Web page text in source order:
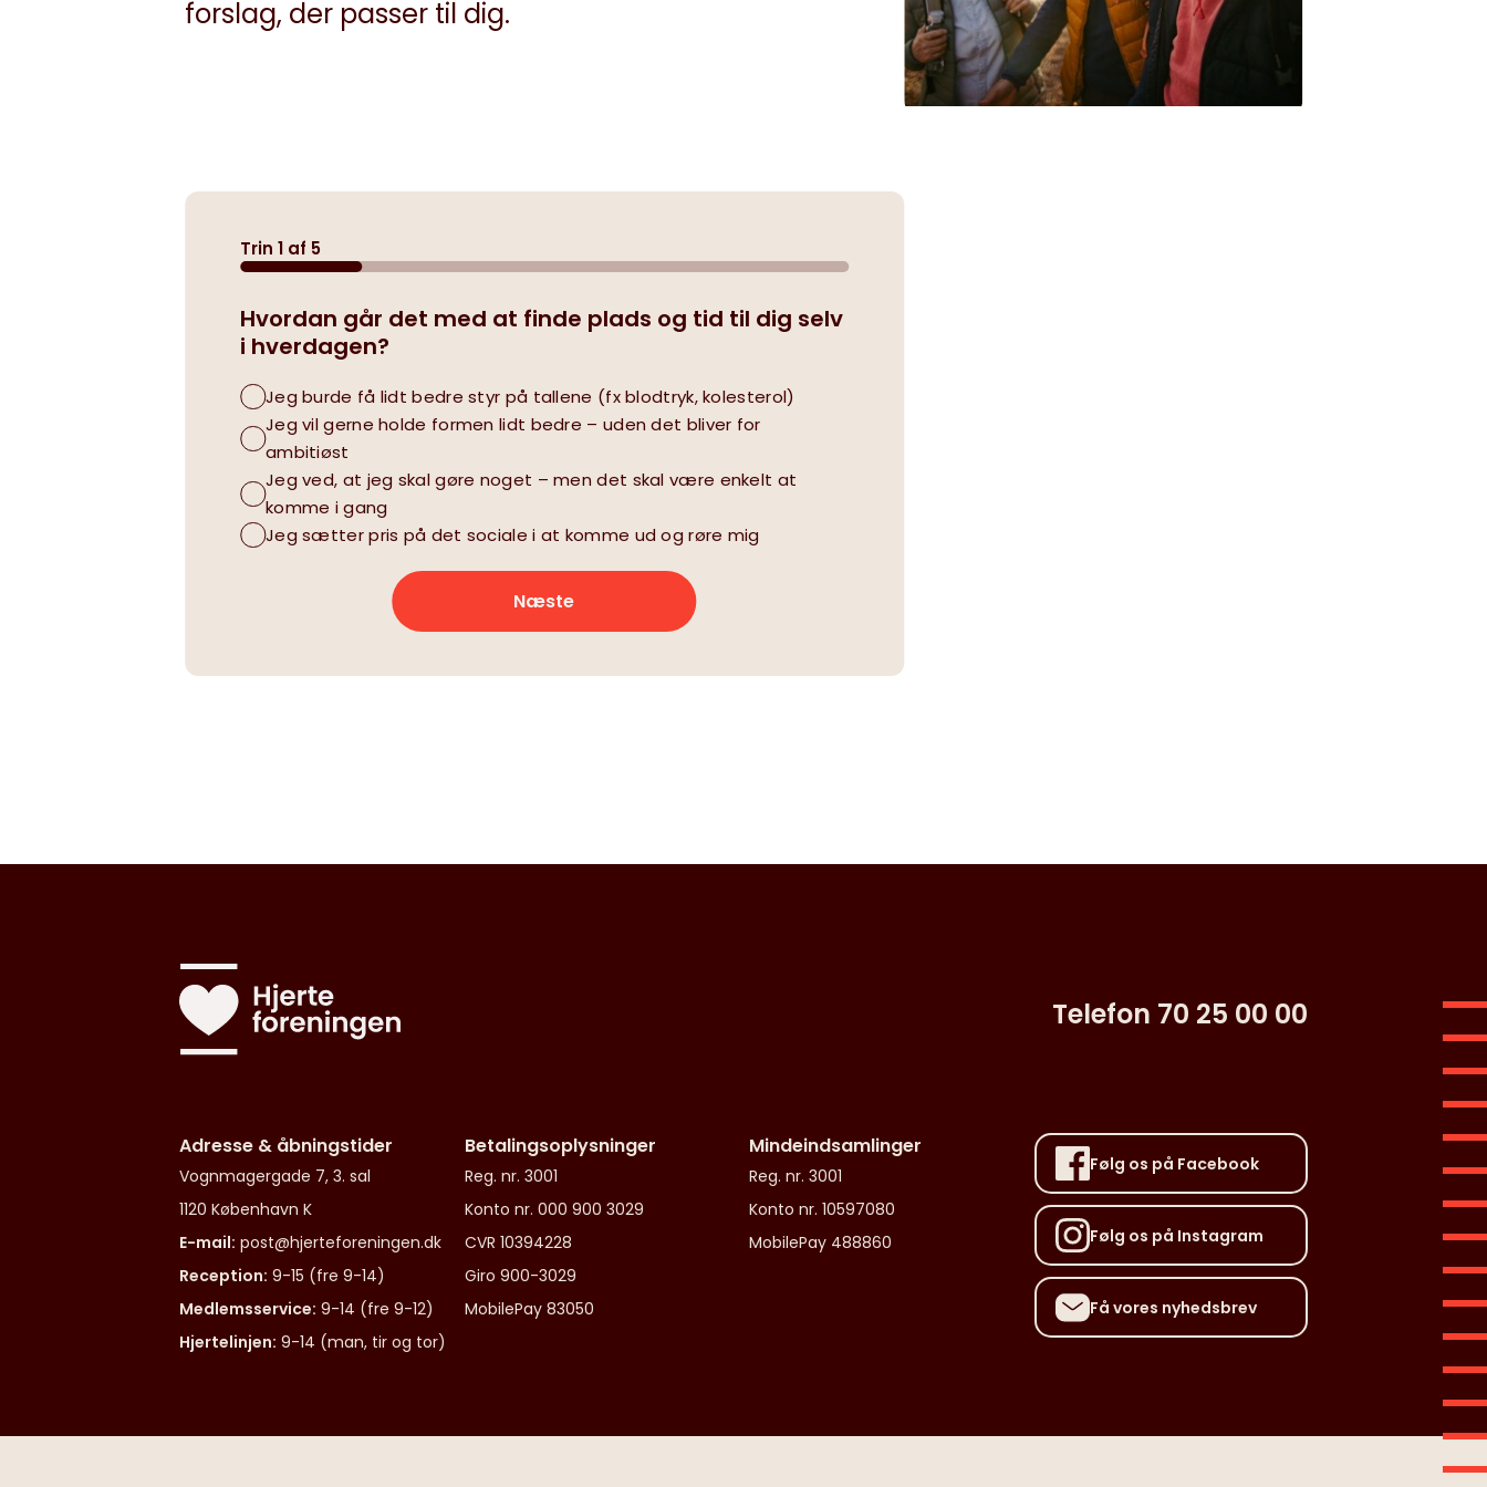
forslag, der passer til dig.
Trin 1af 5
Hvordan går det med at finde plads og tid til dig selv
i hverdagen?
Jeg burde få lidt bedre styr på tallene (fx blodtryk, kolesterol)
Jeg vil gerne holde formen lidt bedre – uden det bliver for
ambitiøst
Jeg ved, at jeg skal gøre noget – men det skal være enkelt at
komme i gang
Jeg sætter pris på det sociale i at komme ud og røre mig
Telefon 70 25 00 00
Adresse & åbningstider
Vognmagergade 7, 3. sal
1120 København K
E-mail: post@hjerteforeningen.dk
Reception: 9-15 (fre 9-14)
Medlemsservice: 9-14 (fre 9-12)
Hjertelinjen: 9-14 (man, tir og tor)
Betalingsoplysninger
Reg. nr. 3001
Konto nr. 000 900 3029
CVR 10394228
Giro 900-3029
MobilePay 83050
Mindeindsamlinger
Reg. nr. 3001
Konto nr. 10597080
MobilePay 488860
Følg os på Facebook
Følg os på Instagram
Få vores nyhedsbrev